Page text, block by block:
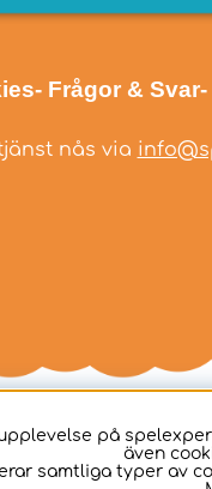
- Frågor & Svar
nås via
på
även
samtliga typer av